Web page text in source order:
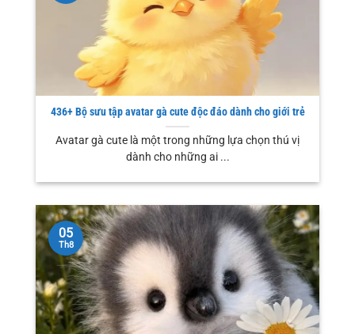
436+ Bộ sưu tập avatar gà cute độc đáo dành cho giới trẻ
Avatar gà cute là một trong những lựa chọn thú vị
dành cho những ai ...
05
Th8